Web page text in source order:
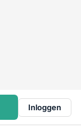
Inloggen